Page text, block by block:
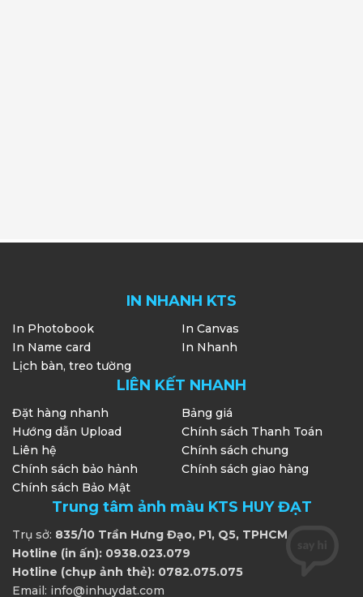
IN NHANH KTS
In Photobook
In Canvas
In Name card
In Nhanh
Lịch bàn, treo tường
LIÊN KẾT NHANH
Đặt hàng nhanh
Bảng giá
Hướng dẫn Upload
Chính sách Thanh Toán
Liên hệ
Chính sách chung
Chính sách bảo hảnh
Chính sách giao hàng
Chính sách Bảo Mật
Trung tâm ảnh màu KTS HUY ĐẠT
Trụ sở: 835/10 Trần Hưng Đạo, P1, Q5, TPHCM
Hotline (in ấn): 0938.023.079
Hotline (chụp ảnh thẻ): 0782.075.075
Email: info@inhuydat.com